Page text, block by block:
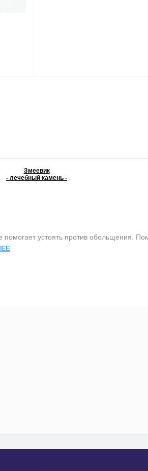
Змеевик
- лечебный камень -
устоять против обольщения.